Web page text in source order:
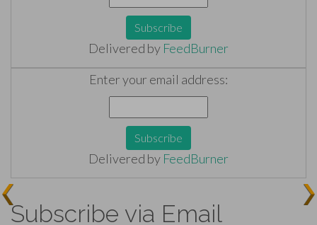
Delivered by FeedBurner
Enter your email address:
Delivered by FeedBurner
Subscribe via Email